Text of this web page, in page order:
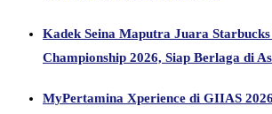
Kadek Seina Maputra Juara
Championship 2026, Siap Berlaga di
MyPertamina Xperience di GIIAS